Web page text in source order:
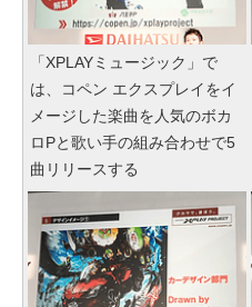
「XPLAYミュージック」で
は、コペン エクスプレイをイ
メージした楽曲を人気のボカ
ロPと歌い手の組み合わせで5
曲リリースする